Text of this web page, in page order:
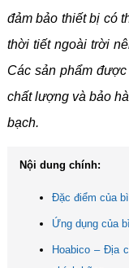
đảm bảo thiết bị có
thời tiết ngoài trời
Các sản phẩm
chất lượng và bảo
bạch.
Nội dung chính:
Đặc điểm của
Ứng dụng của
Hoabico – Địa